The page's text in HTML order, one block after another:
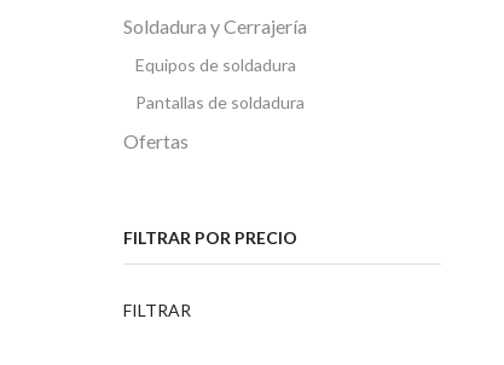
Soldadura y Cerrajería
Equipos de soldadura
Pantallas de soldadura
Ofertas
FILTRAR POR PRECIO
FILTRAR